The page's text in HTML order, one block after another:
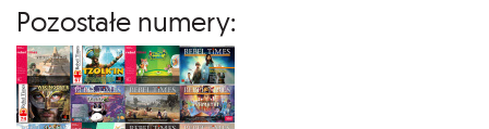
Pozostałe numery: